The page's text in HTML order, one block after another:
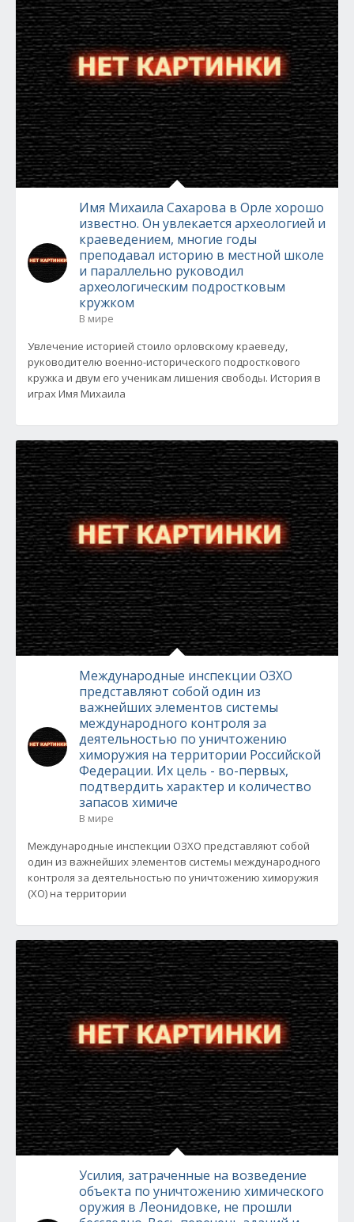
Имя Михаила Сахарова в Орле хорошо
известно. Он увлекается археологией и
краеведением, многие годы
преподавал историю в местной школе
и параллельно руководил
археологическим подростковым
кружком
В мире
Увлечение историей стоило орловскому краеведу,
руководителю военно-исторического подросткового
кружка и двум его ученикам лишения свободы. История в
играх Имя Михаила
Международные инспекции ОЗХО
представляют собой один из
важнейших элементов системы
международного контроля за
деятельностью по уничтожению
химоружия на территории Российской
Федерации. Их цель - во-первых,
подтвердить характер и количество
запасов химиче
В мире
Международные инспекции ОЗХО представляют собой
один из важнейших элементов системы международного
контроля за деятельностью по уничтожению химоружия
(ХО) на территории
Усилия, затраченные на возведение
объекта по уничтожению химического
оружия в Леонидовке, не прошли